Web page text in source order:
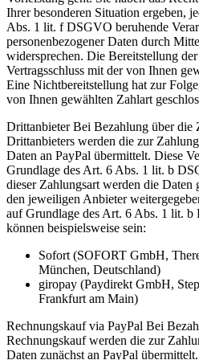
Ihrer besonderen Situation ergeben,
Abs. 1 lit. f DSGVO beruhende
personenbezogener Daten durch
widersprechen. Die Bereitstellung
Vertragsschluss mit der von Ihnen
Eine Nichtbereitstellung hat zur
von Ihnen gewählten Zahlart
Drittanbieter Bei Bezahlung über die
Drittanbieters werden die zur
Daten an PayPal übermittelt. Diese
Grundlage des Art. 6 Abs. 1 lit. b
dieser Zahlungsart werden die Daten
den jeweiligen Anbieter
auf Grundlage des Art. 6 Abs. 1 lit.
können beispielsweise sein:
Sofort (SOFORT GmbH,
München, Deutschland)
giropay (Paydirekt GmbH,
Frankfurt am Main)
Rechnungskauf via PayPal Bei
Rechnungskauf werden die zur
Daten zunächst an PayPal